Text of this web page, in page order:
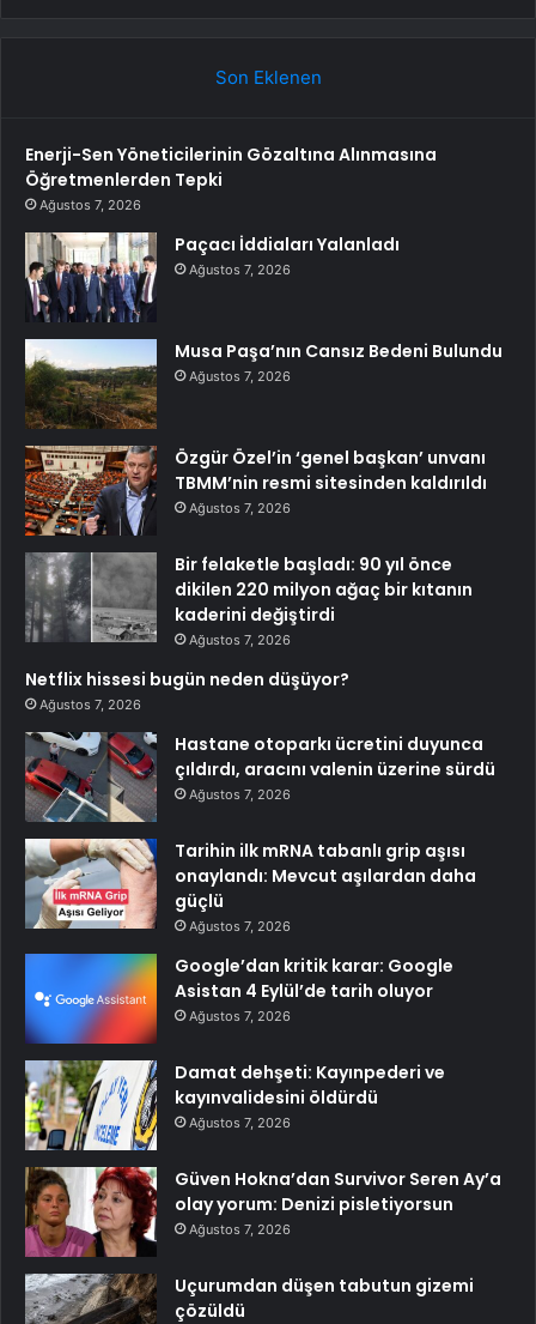
Son Eklenen
Enerji-Sen Yöneticilerinin Gözaltına Alınmasına
Öğretmenlerden Tepki
Ağustos 7, 2026
Paçacı İddiaları Yalanladı
Ağustos 7, 2026
Musa Paşa’nın Cansız Bedeni Bulundu
Ağustos 7, 2026
Özgür Özel’in ‘genel başkan’ unvanı
TBMM’nin resmi sitesinden kaldırıldı
Ağustos 7, 2026
Bir felaketle başladı: 90 yıl önce
dikilen 220 milyon ağaç bir kıtanın
kaderini değiştirdi
Ağustos 7, 2026
Netflix hissesi bugün neden düşüyor?
Ağustos 7, 2026
Hastane otoparkı ücretini duyunca
çıldırdı, aracını valenin üzerine sürdü
Ağustos 7, 2026
Tarihin ilk mRNA tabanlı grip aşısı
onaylandı: Mevcut aşılardan daha
güçlü
Ağustos 7, 2026
Google’dan kritik karar: Google
Asistan 4 Eylül’de tarih oluyor
Ağustos 7, 2026
Damat dehşeti: Kayınpederi ve
kayınvalidesini öldürdü
Ağustos 7, 2026
Güven Hokna’dan Survivor Seren Ay’a
olay yorum: Denizi pisletiyorsun
Ağustos 7, 2026
Uçurumdan düşen tabutun gizemi
çözüldü